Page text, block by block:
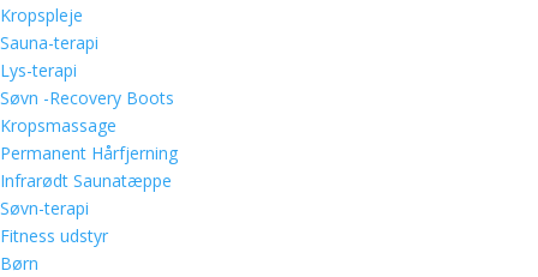
Kropspleje
Sauna-terapi
Lys-terapi
Søvn -Recovery Boots
Kropsmassage
Permanent Hårfjerning
Infrarødt Saunatæppe
Søvn-terapi
Fitness udstyr
Børn